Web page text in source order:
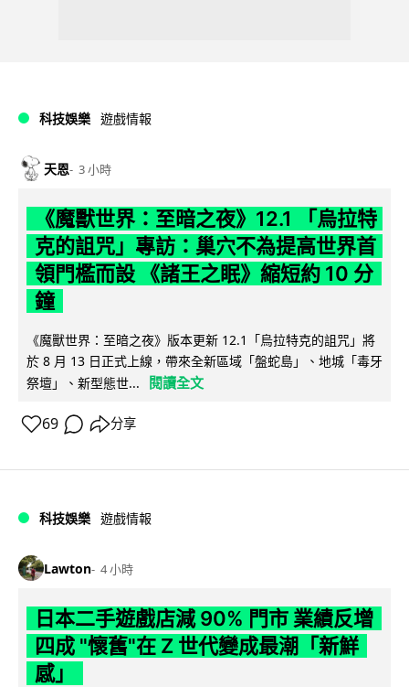
科技娛樂 遊戲情報
天恩 3 小時
《魔獸世界：至暗之夜》12.1 「烏拉特
克的詛咒」專訪：巢穴不為提高世界首
領門檻而設 《諸王之眠》縮短約 10 分
鐘
《魔獸世界：至暗之夜》版本更新 12.1「烏拉特克的詛咒」將
於 8 月 13 日正式上線，帶來全新區域「盤蛇島」、地城「毒牙
祭壇」、新型態世...
閱讀全文
69 分享
科技娛樂 遊戲情報
Lawton 4 小時
日本二手遊戲店減 90% 門市 業績反增
四成 "懷舊"在 Z 世代變成最潮「新鮮
感」